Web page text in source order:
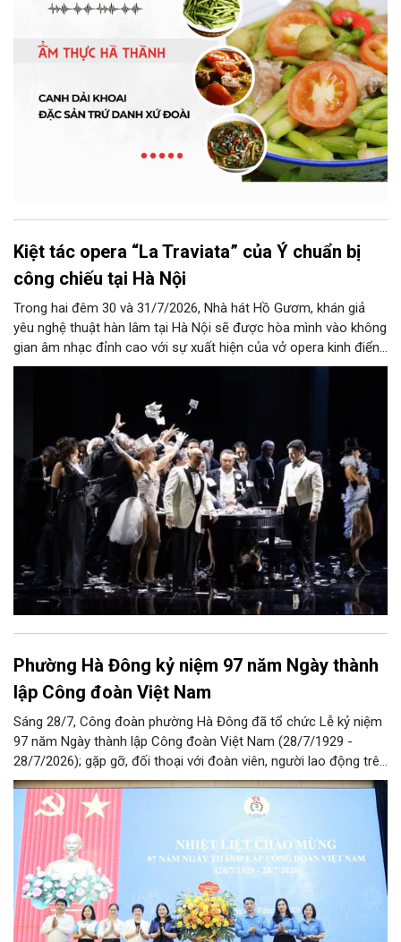
Kiệt tác opera “La Traviata” của Ý chuẩn bị
công chiếu tại Hà Nội
Trong hai đêm 30 và 31/7/2026, Nhà hát Hồ Gươm, khán giả
yêu nghệ thuật hàn lâm tại Hà Nội sẽ được hòa mình vào không
gian âm nhạc đỉnh cao với sự xuất hiện của vở opera kinh điển
“La Traviata”.
Phường Hà Đông kỷ niệm 97 năm Ngày thành
lập Công đoàn Việt Nam
Sáng 28/7, Công đoàn phường Hà Đông đã tổ chức Lễ kỷ niệm
97 năm Ngày thành lập Công đoàn Việt Nam (28/7/1929 -
28/7/2026); gặp gỡ, đối thoại với đoàn viên, người lao động trên
địa bàn và Công bố Quyết định thành lập Công đoàn cơ sở trên
địa bàn.